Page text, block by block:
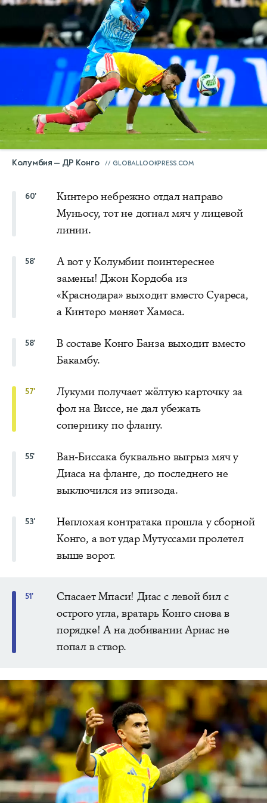
Колумбия — ДР Конго GLOBALLOOKPRESS.COM
60'
Кинтеро небрежно отдал направо
Муньосу, тот не догнал мяч у лицевой
линии.
58'
А вот у Колумбии поинтереснее
замены! Джон Кордоба из
«Краснодара» выходит вместо Суареса,
а Кинтеро меняет Хамеса.
58'
В составе Конго Банза выходит вместо
Бакамбу.
57'
Лукуми получает жёлтую карточку за
фол на Виссе, не дал убежать
сопернику по флангу.
55'
Ван-Биссака буквально выгрыз мяч у
Диаса на фланге, до последнего не
выключился из эпизода.
53'
Неплохая контратака прошла у сборной
Конго, а вот удар Мутуссами пролетел
выше ворот.
51'
Спасает Мпаси! Диас с левой бил с
острого угла, вратарь Конго снова в
порядке! А на добивании Ариас не
попал в створ.